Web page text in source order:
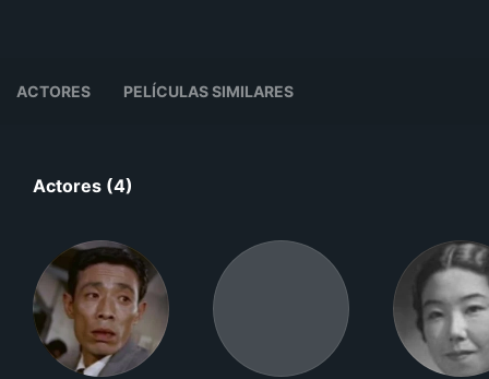
ACTORES PELÍCULAS SIMILARES
Actores (4)